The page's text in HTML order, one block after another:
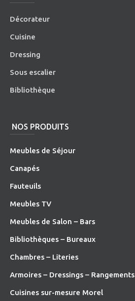
Décorateur
Cuisine
Dressing
Sous escalier
Bibliothèque
NOS PRODUITS
Meubles de Séjour
Canapés
Fauteuils
Meubles TV
Meubles de Salon – Bars
Bibliothèques – Bureaux
Chambres – Literies
Armoires – Dressings – Rangements
Cuisines sur-mesure Morel